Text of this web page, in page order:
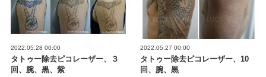
2022.05.28 00:00
タトゥー除去ピコレーザー、３
回、腕、黒、紫
2022.05.27 00:00
タトゥー除去ピコレーザー、10
回、腕、黒